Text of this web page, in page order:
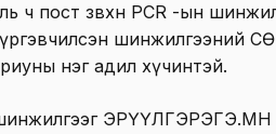
ч пост зөвхөн PCR -ын
түргэвчилсэн шинжилгээний
нэг адил хүчинтэй.
ЭРҮҮЛГЭРЭГЭ.МН